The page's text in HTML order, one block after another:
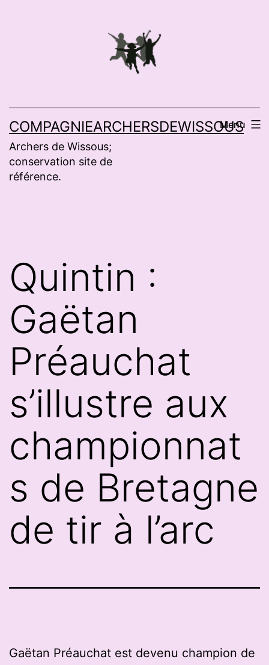
COMPAGNIEARCHERSDEWISSOUS
Archers de Wissous;
conservation site de
référence.
Menu
Quintin :
Gaëtan
Préauchat
s’illustre aux
championnat
s de Bretagne
de tir à l’arc
Gaëtan Préauchat est devenu champion de